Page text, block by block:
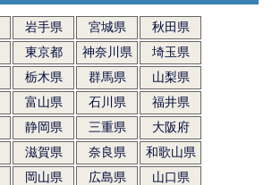
岩手県 宮城県
秋田県
東京都 神奈川県
埼玉県
栃木県 群馬県
山梨県
富山県 石川県
福井県
静岡県 三重県
大阪府
滋賀県 奈良県
和歌山県
岡山県 広島県
山口県